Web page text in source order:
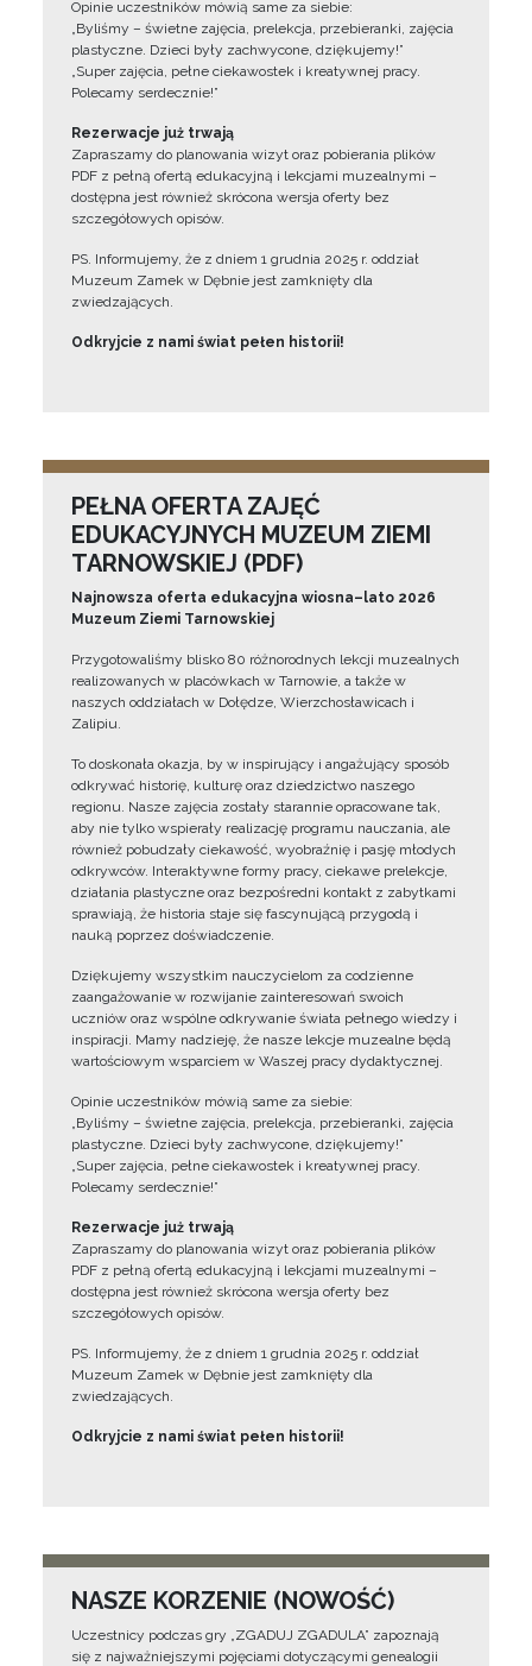
Opinie uczestników mówią same za siebie:
„Byliśmy – świetne zajęcia, prelekcja, przebieranki, zajęcia
plastyczne. Dzieci były zachwycone, dziękujemy!”
„Super zajęcia, pełne ciekawostek i kreatywnej pracy.
Polecamy serdecznie!”
Rezerwacje już trwają
Zapraszamy do planowania wizyt oraz pobierania plików
PDF z pełną ofertą edukacyjną i lekcjami muzealnymi –
dostępna jest również skrócona wersja oferty bez
szczegółowych opisów.
PS. Informujemy, że z dniem 1 grudnia 2025 r. oddział
Muzeum Zamek w Dębnie jest zamknięty dla
zwiedzających.
Odkryjcie z nami świat pełen historii!
PEŁNA OFERTA ZAJĘĆ
EDUKACYJNYCH MUZEUM ZIEMI
TARNOWSKIEJ (PDF)
Najnowsza oferta edukacyjna wiosna–lato 2026
Muzeum Ziemi Tarnowskiej
Przygotowaliśmy blisko 80 różnorodnych lekcji muzealnych
realizowanych w placówkach w Tarnowie, a także w
naszych oddziałach w Dołędze, Wierzchosławicach i
Zalipiu.
To doskonała okazja, by w inspirujący i angażujący sposób
odkrywać historię, kulturę oraz dziedzictwo naszego
regionu. Nasze zajęcia zostały starannie opracowane tak,
aby nie tylko wspierały realizację programu nauczania, ale
również pobudzały ciekawość, wyobraźnię i pasję młodych
odkrywców. Interaktywne formy pracy, ciekawe prelekcje,
działania plastyczne oraz bezpośredni kontakt z zabytkami
sprawiają, że historia staje się fascynującą przygodą i
nauką poprzez doświadczenie.
Dziękujemy wszystkim nauczycielom za codzienne
zaangażowanie w rozwijanie zainteresowań swoich
uczniów oraz wspólne odkrywanie świata pełnego wiedzy i
inspiracji. Mamy nadzieję, że nasze lekcje muzealne będą
wartościowym wsparciem w Waszej pracy dydaktycznej.
Opinie uczestników mówią same za siebie:
„Byliśmy – świetne zajęcia, prelekcja, przebieranki, zajęcia
plastyczne. Dzieci były zachwycone, dziękujemy!”
„Super zajęcia, pełne ciekawostek i kreatywnej pracy.
Polecamy serdecznie!”
Rezerwacje już trwają
Zapraszamy do planowania wizyt oraz pobierania plików
PDF z pełną ofertą edukacyjną i lekcjami muzealnymi –
dostępna jest również skrócona wersja oferty bez
szczegółowych opisów.
PS. Informujemy, że z dniem 1 grudnia 2025 r. oddział
Muzeum Zamek w Dębnie jest zamknięty dla
zwiedzających.
Odkryjcie z nami świat pełen historii!
NASZE KORZENIE (NOWOŚĆ)
Uczestnicy podczas gry „ZGADUJ ZGADULA” zapoznają
się z najważniejszymi pojęciami dotyczącymi genealogii